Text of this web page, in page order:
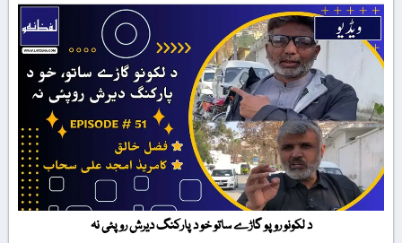
د لکونو روپو گاڑے ساتو خو د پارکنگ دیرش روپئی نہ